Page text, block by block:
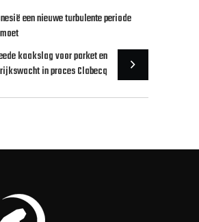
een nieuwe turbulente periode
kaakslag voor parket en
rijkswacht in proces Clabecq